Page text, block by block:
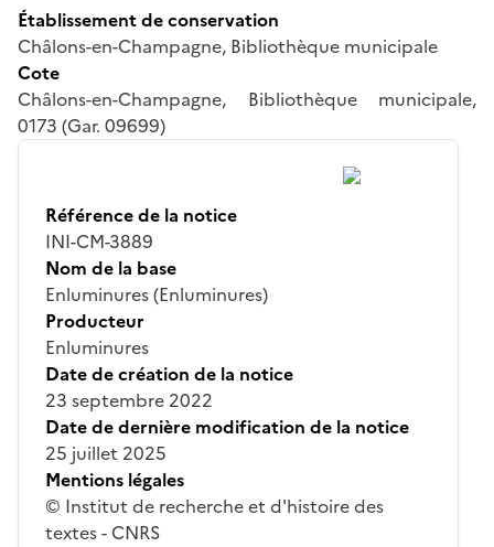
Établissement de conservation
Châlons-en-Champagne, Bibliothèque municipale
Cote
Châlons-en-Champagne, Bibliothèque municipale,
0173 (Gar. 09699)
Référence de la notice
INI-CM-3889
Nom de la base
Enluminures (Enluminures)
Producteur
Enluminures
Date de création de la notice
23 septembre 2022
Date de dernière modification de la notice
25 juillet 2025
Mentions légales
© Institut de recherche et d'histoire des
textes - CNRS